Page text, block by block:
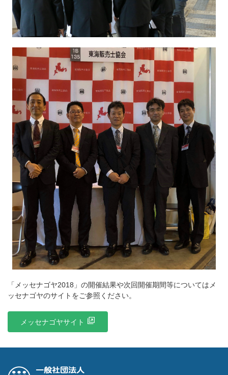
「メッセナゴヤ2018」の開催結果や次回開催期間等についてはメ
ッセナゴヤのサイトをご参照ください。
メッセナゴヤサイト